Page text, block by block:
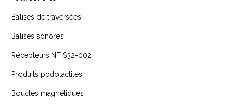
Balises de traversées
Balises sonores
Récepteurs NF S32-002
Produits podotactiles
Boucles magnétiques